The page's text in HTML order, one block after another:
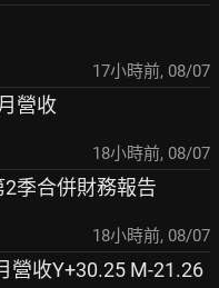
17小時前, 08/07
營收
18小時前, 08/07
2季合併財務報告
18小時前, 08/07
營收Y+30.25 M-21.26